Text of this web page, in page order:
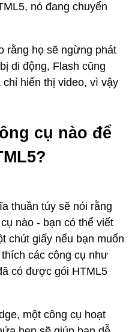
nó đang chuyển
rằng họ sẽ ngừng phát
di động, Flash cũng
hiển thị video, vì vậy
cụ nào để
thuần túy sẽ nói rằng
nào - bạn có thể viết
chút giấy nếu bạn muốn
các công cụ như
có được gói HTML5
một công cụ hoạt